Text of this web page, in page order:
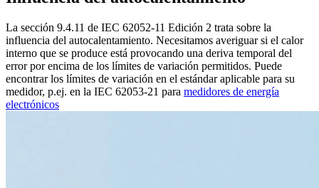
La sección 9.4.11 de IEC 62052-11 Edición 2 trata sobre la
influencia del autocalentamiento. Necesitamos averiguar si el calor
interno que se produce está provocando una deriva temporal del
error por encima de los límites de variación permitidos. Puede
encontrar los límites de variación en el estándar aplicable para su
medidor, p.ej. en la IEC 62053-21 para medidores de energía
electrónicos